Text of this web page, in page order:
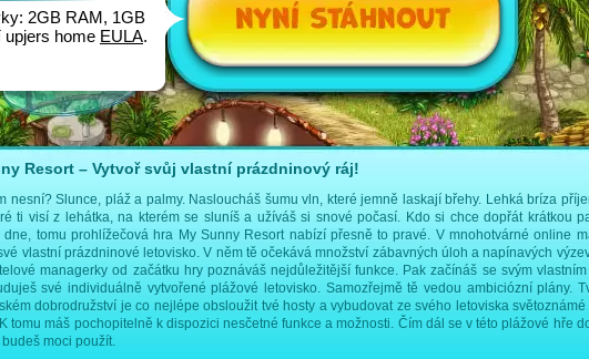
Resort – Vytvoř svůj vlastní prázdninový ráj!
nesní? Slunce, pláž a palmy. Nasloucháš šumu vln, které jemně laskají břehy. Lehká bríza
ti visí z lehátka, na kterém se sluníš a užíváš si snové počasí. Kdo si chce dopřát krátkou
dne, tomu prohlížečová hra My Sunny Resort nabízí přesně to pravé. V mnohotvárné online
vlastní prázdninové letovisko. V něm tě očekává množství zábavných úloh a napínavých
managerky od začátku hry poznáváš nejdůležitější funkce. Pak začínáš se svým
své individuálně vytvořené plážové letovisko. Samozřejmě tě vedou ambiciózní plány.
dobrodružství je co nejlépe obsloužit tvé hosty a vybudovat ze svého letoviska
tomu máš pochopitelně k dispozici nesčetné funkce a možnosti. Čím dál se v této plážové hře
moci použít.
2GB RAM, 1GB
upjers home EULA.